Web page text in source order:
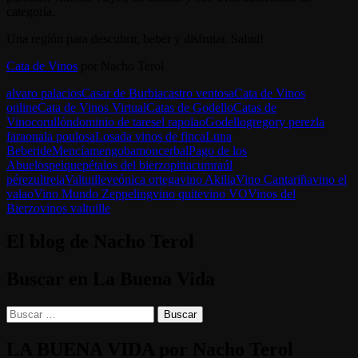
Cata de Vinos
alvaro palaciosCasar de Burbiacastro ventosaCata de Vinos
onlineCata de Vinos VirtualCatas de GodelloCatas de
Vinocorullóndominio de taresel rapolaoGodellogregory perezla
faraonala poulosaLosada vinos de fincaLuna
BeberideMencíamengobamoncerbalPago de los
Abuelospeiquepétalos del bierzopittacumraúl
pérezultreiaValtuilleveónica ortegavino AkiliaVino Cantariñavino el
valaoVino Mundo Zeppelingvino quitevino VOVinos del
Bierzovinos valtuille
Buscar: